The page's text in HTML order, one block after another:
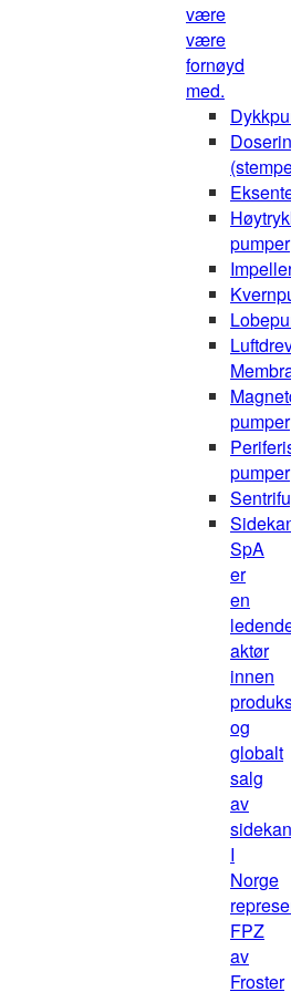
være
være
fornøyd
med.
pumper
pumper
pumper
SpA
er
en
aktør
innen
og
globalt
salg
av
I
Norge
FPZ
av
Froster